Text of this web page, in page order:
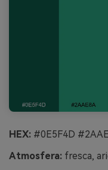
HEX: #0E5F4D
Atmosfera: fresca,